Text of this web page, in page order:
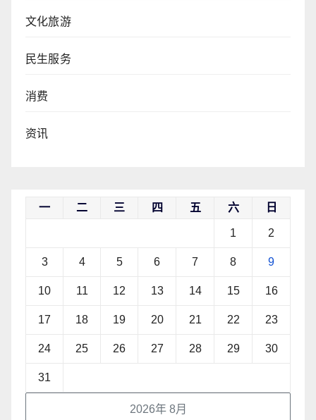
文化旅游
民生服务
消费
资讯
2026年 8月
一 二 三 四 五 六 日
1 2
3 4 5 6 7 8 9
10 11 12 13 14 15 16
17 18 19 20 21 22 23
24 25 26 27 28 29 30
31